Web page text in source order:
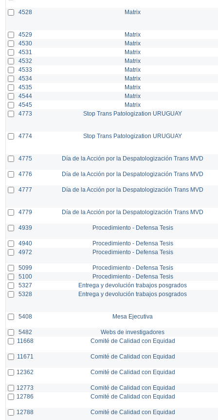
4528 Matrix
4529
Matrix
4530
Matrix
4531
Matrix
4532
Matrix
4533
Matrix
4534
Matrix
4535
Matrix
4544
Matrix
4545
Matrix
4773
Stop Trans Patologization URUGUAY
4774 Stop Trans Patologization URUGUAY
4775 Día de la Acción por la Despatologización Trans MVD
4776 Día de la Acción por la Despatologización Trans MVD
4777 Día de la Acción por la Despatologización Trans MVD
4779 Día de la Acción por la Despatologización Trans MVD
4939 Procedimiento - Defensa Tesis
4940
Procedimiento - Defensa Tesis
4972
Procedimiento - Defensa Tesis
5099
Procedimiento - Defensa Tesis
5100
Procedimiento - Defensa Tesis
5327
Entrega y devolución trabajos posgrados
5328
Entrega y devolución trabajos posgrados
5408 Mesa Ejecutiva
5482
Webs de investigadores
11668
Comité de Calidad con Equidad
11671 Comité de Calidad con Equidad
12362 Comité de Calidad con Equidad
12773
Comité de Calidad con Equidad
12786
Comité de Calidad con Equidad
12788 Comité de Calidad con Equidad